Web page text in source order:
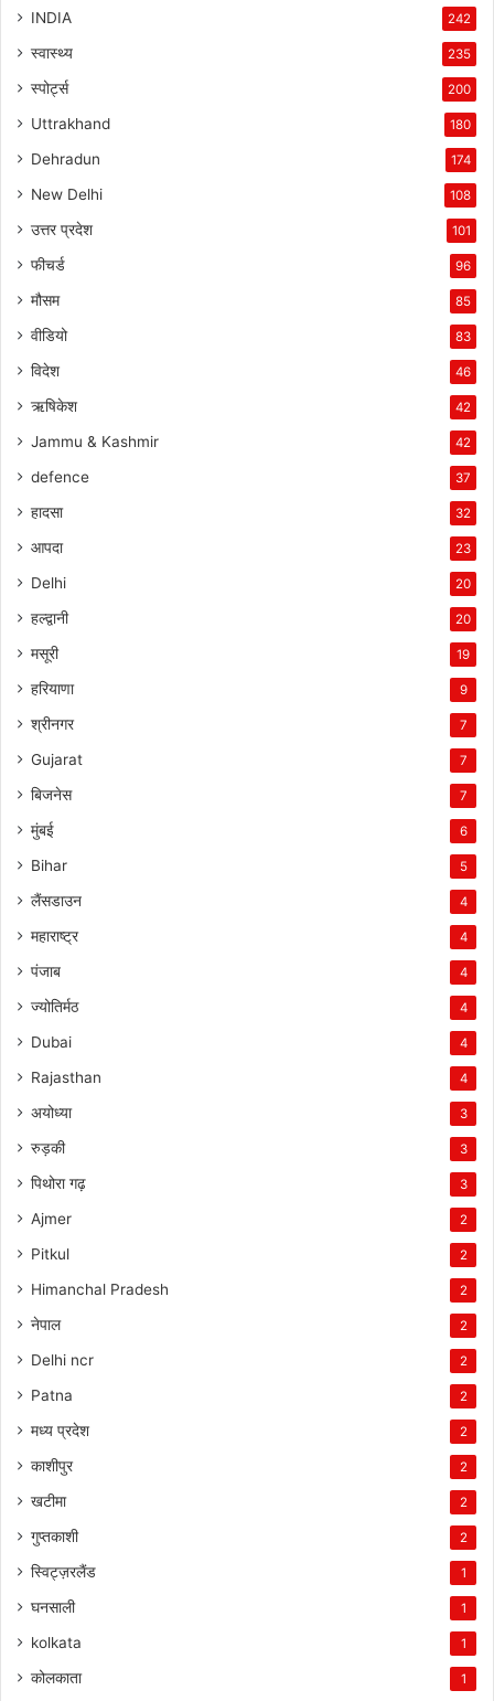
INDIA 242
स्वास्थ्य 235
स्पोर्ट्स 200
Uttrakhand 180
Dehradun 174
New Delhi 108
उत्तर प्रदेश 101
फीचर्ड 96
मौसम 85
वीडियो 83
विदेश 46
ऋषिकेश 42
Jammu & Kashmir 42
defence 37
हादसा 32
आपदा 23
Delhi 20
हल्द्वानी 20
मसूरी 19
हरियाणा 9
श्रीनगर 7
Gujarat 7
बिजनेस 7
मुंबई 6
Bihar 5
लैंसडाउन 4
महाराष्ट्र 4
पंजाब 4
ज्योतिर्मठ 4
Dubai 4
Rajasthan 4
अयोध्या 3
रुड़की 3
पिथोरा गढ़ 3
Ajmer 2
Pitkul 2
Himanchal Pradesh 2
नेपाल 2
Delhi ncr 2
Patna 2
मध्य प्रदेश 2
काशीपुर 2
खटीमा 2
गुप्तकाशी 2
स्विट्ज़रलैंड 1
घनसाली 1
kolkata 1
कोलकाता 1